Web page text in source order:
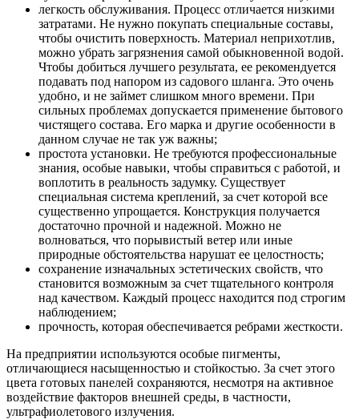
легкость обслуживания. Процесс отличается низкими
затратами. Не нужно покупать специальные составы,
чтобы очистить поверхность. Материал неприхотлив,
можно убрать загрязнения самой обыкновенной водой.
Чтобы добиться лучшего результата, ее рекомендуется
подавать под напором из садового шланга. Это очень
удобно, и не займет слишком много времени. При
сильных проблемах допускается применение бытового
чистящего состава. Его марка и другие особенности в
данном случае не так уж важны;
простота установки. Не требуются профессиональные
знания, особые навыки, чтобы справиться с работой, и
воплотить в реальность задумку. Существует
специальная система креплений, за счет которой все
существенно упрощается. Конструкция получается
достаточно прочной и надежной. Можно не
волноваться, что порывистый ветер или иные
природные обстоятельства нарушат ее целостность;
сохранение изначальных эстетических свойств, что
становится возможным за счет тщательного контроля
над качеством. Каждый процесс находится под строгим
наблюдением;
прочность, которая обеспечивается ребрами жесткости.
На предприятии используются особые пигменты,
отличающиеся насыщенностью и стойкостью. За счет этого
цвета готовых панелей сохраняются, несмотря на активное
воздействие факторов внешней среды, в частности,
ультрафиолетового излучения.